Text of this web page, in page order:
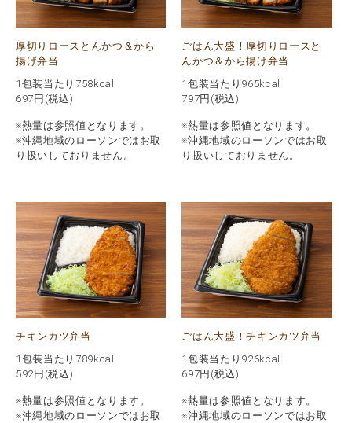
厚切りロースとんかつ＆から
揚げ弁当
1包装当たり758kcal
697 円(税込)
※熱量は参照値となります。
※沖縄地域のローソンではお取
り扱いしておりません。
ごはん大盛！厚切りロースと
んかつ＆から揚げ弁当
1包装当たり965kcal
797円(税込)
※熱量は参照値となります。
※沖縄地域のローソンではお取
り扱いしておりません。
チキンカツ弁当
1包装当たり789kcal
592円(税込)
※熱量は参照値となります。
※沖縄地域のローソンではお取
ごはん大盛！チキンカツ弁当
1包装当たり926kcal
697円(税込)
※熱量は参照値となります。
※沖縄地域のローソンではお取